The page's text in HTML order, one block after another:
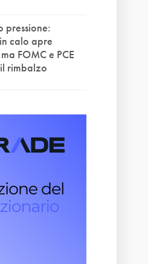
pressione:
calo apre
FOMC e PCE
rimbalzo